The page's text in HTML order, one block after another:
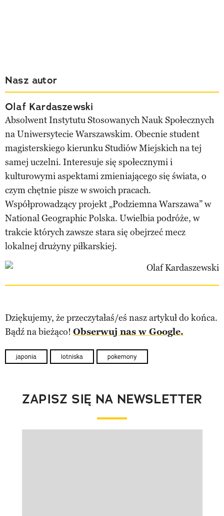
Nasz autor
Olaf Kardaszewski
Absolwent Instytutu Stosowanych Nauk Społecznych
na Uniwersytecie Warszawskim. Obecnie student
magisterskiego kierunku Studiów Miejskich na tej
samej uczelni. Interesuje się społecznymi i
kulturowymi aspektami zmieniającego się świata, o
czym chętnie pisze w swoich pracach.
Współprowadzący projekt „Podziemna Warszawa” w
National Geographic Polska. Uwielbia podróże, w
trakcie których zawsze stara się obejrzeć mecz
lokalnej drużyny piłkarskiej.
Dziękujemy, że przeczytałaś/eś nasz artykuł do końca.
Bądź na bieżąco! Obserwuj nas w Google.
japonia lotniska pokemony
ZAPISZ SIĘ NA NEWSLETTER